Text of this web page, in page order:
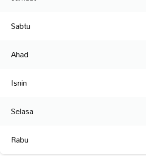
Sabtu
Ahad
Isnin
Selasa
Rabu